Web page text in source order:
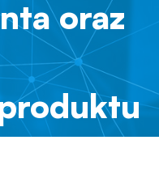
oraz